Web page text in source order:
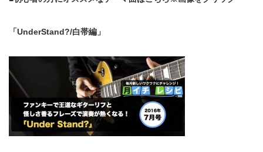
「UnderStand?/白帯編」